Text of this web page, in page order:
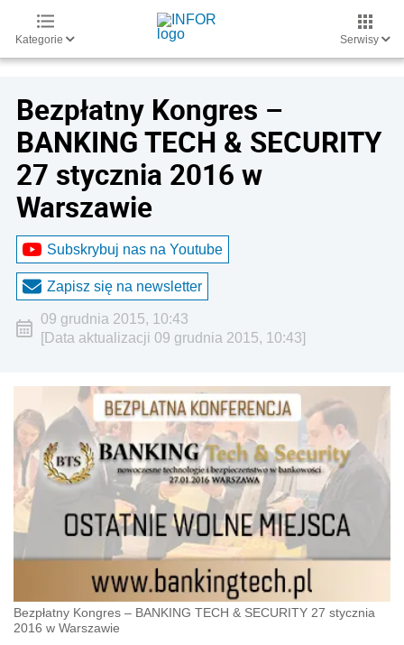
Kategorie Serwisy
Bezpłatny Kongres –
BANKING TECH & SECURITY
27 stycznia 2016 w
Warszawie
Subskrybuj nas na Youtube
Zapisz się na newsletter
09 grudnia 2015, 10:43
[Data aktualizacji 09 grudnia 2015, 10:43]
Bezpłatny Kongres – BANKING TECH & SECURITY 27 stycznia
2016 w Warszawie